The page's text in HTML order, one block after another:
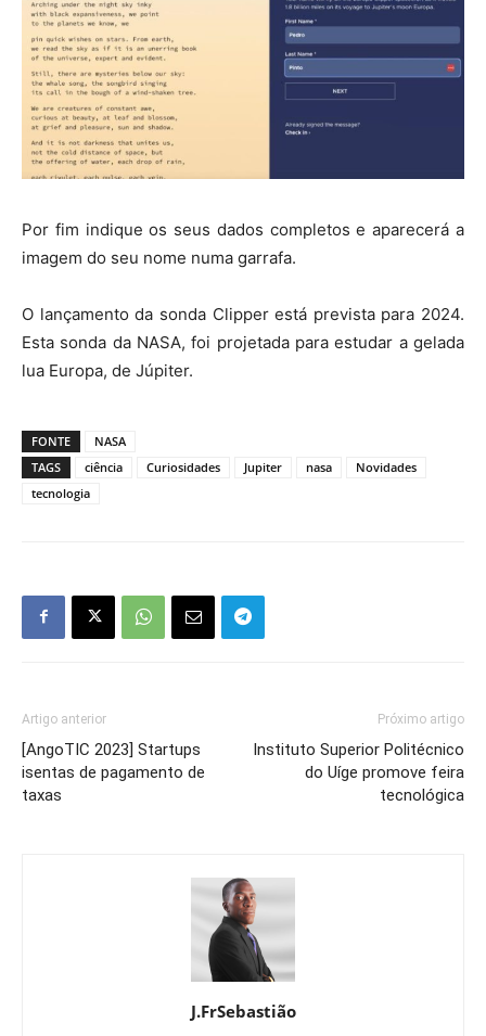
Por fim indique os seus dados completos e aparecerá a
imagem do seu nome numa garrafa.
O lançamento da sonda Clipper está prevista para 2024.
Esta sonda da NASA, foi projetada para estudar a gelada
lua Europa, de Júpiter.
FONTE
NASA
TAGS
ciência Curiosidades Jupiter nasa
Novidades
tecnologia
Artigo anterior
[AngoTIC 2023] Startups
isentas de pagamento de
taxas
Próximo artigo
Instituto Superior Politécnico
do Uíge promove feira
tecnológica
J.FrSebastião